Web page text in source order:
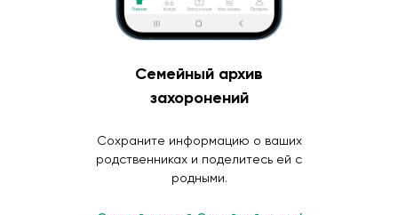
Семейный архив
захоронений
Сохраните информацию о ваших
родственниках и поделитесь ей с
родными.